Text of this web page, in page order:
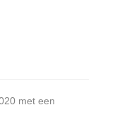
met een